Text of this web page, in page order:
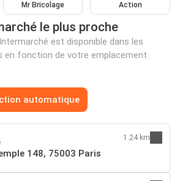
Mr Bricolage Action
le plus proche
est disponible dans les
en fonction de votre emplacement
automatique
148, 75003 Paris
1.24 km